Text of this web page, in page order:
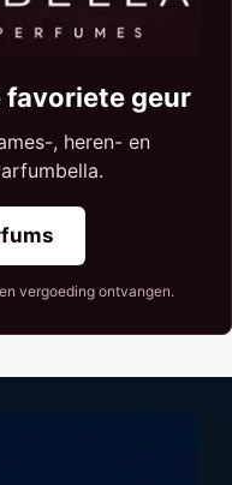
favoriete geur
, heren- en
vergoeding ontvangen.